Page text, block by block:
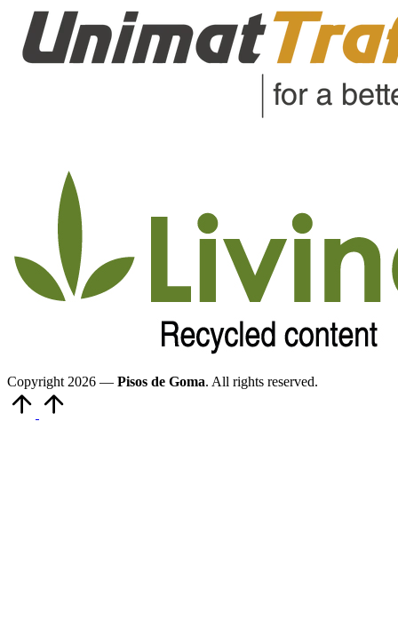
Copyright 2026 — Pisos de Goma. All rights reserved.